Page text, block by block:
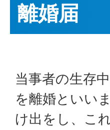
離婚届
当事者の生存
を離婚といい
け出をし、こ